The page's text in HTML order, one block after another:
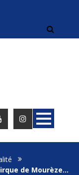
de Mourèze…